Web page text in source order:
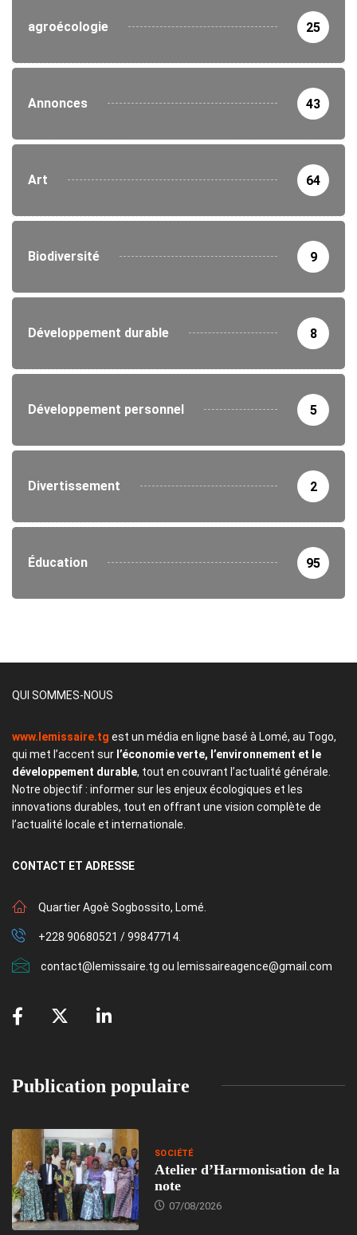
agroécologie 25
Annonces 43
Art 64
Biodiversité 9
Développement durable 8
Développement personnel 5
Divertissement 2
Éducation 95
QUI SOMMES-NOUS
www.lemissaire.tg est un média en ligne basé à Lomé, au Togo,
qui met l’accent sur l’économie verte, l’environnement et le
développement durable, tout en couvrant l’actualité générale.
Notre objectif : informer sur les enjeux écologiques et les
innovations durables, tout en offrant une vision complète de
l’actualité locale et internationale.
CONTACT ET ADRESSE
Quartier Agoè Sogbossito, Lomé.
+228 90680521 / 99847714.
contact@lemissaire.tg ou lemissaireagence@gmail.com
Publication populaire
SOCIÉTÉ
Atelier d’Harmonisation de la
note
07/08/2026